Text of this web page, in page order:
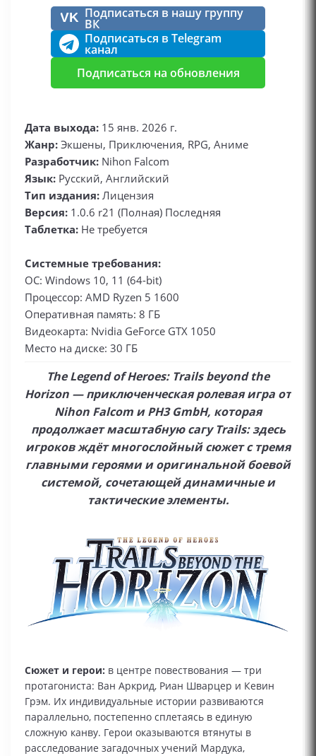
VK Подписаться в нашу группу
ВК
Подписаться в Telegram
канал
Подписаться на обновления
Дата выхода: 15 янв. 2026 г.
Жанр: Экшены, Приключения, RPG, Аниме
Разработчик: Nihon Falcom
Язык: Русский, Английский
Тип издания: Лицензия
Версия: 1.0.6 r21 (Полная) Последняя
Таблетка: Не требуется
Системные требования:
ОС: Windows 10, 11 (64-bit)
Процессор: AMD Ryzen 5 1600
Оперативная память: 8 ГБ
Видеокарта: Nvidia GeForce GTX 1050
Место на диске: 30 ГБ
The Legend of Heroes: Trails beyond the
Horizon — приключенческая ролевая игра от
Nihon Falcom и PH3 GmbH, которая
продолжает масштабную сагу Trails: здесь
игроков ждёт многослойный сюжет с тремя
главными героями и оригинальной боевой
системой, сочетающей динамичные и
тактические элементы.
Сюжет и герои: в центре повествования — три
протагониста: Ван Аркрид, Риан Шварцер и Кевин
Грэм. Их индивидуальные истории развиваются
параллельно, постепенно сплетаясь в единую
сложную канву. Герои оказываются втянуты в
расследование загадочных учений Мардука,